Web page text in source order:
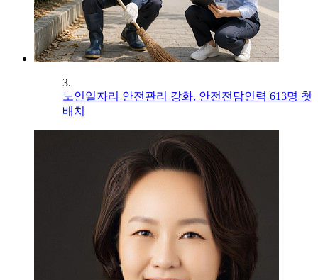
3.
노인일자리 안전관리 강화, 안전전담인력 613명 첫
배치